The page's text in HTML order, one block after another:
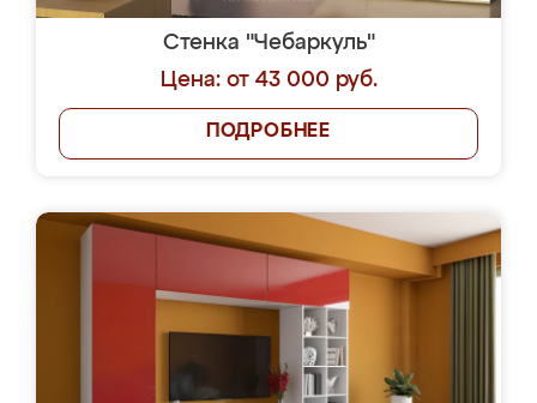
Стенка "Чебаркуль"
Цена: от 43 000 руб.
ПОДРОБНЕЕ